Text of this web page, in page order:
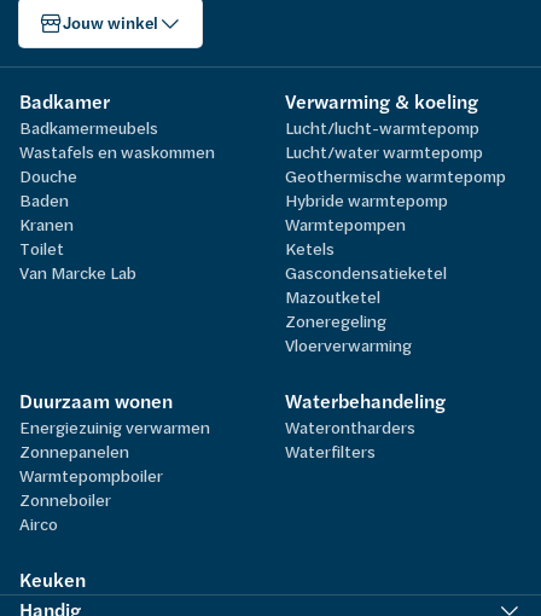
Jouw winkel
Badkamer
Badkamermeubels
Wastafels en waskommen
Douche
Baden
Kranen
Toilet
Van Marcke Lab
Verwarming & koeling
Lucht/lucht-warmtepomp
Lucht/water warmtepomp
Geothermische warmtepomp
Hybride warmtepomp
Warmtepompen
Ketels
Gascondensatieketel
Mazoutketel
Zoneregeling
Vloerverwarming
Duurzaam wonen
Energiezuinig verwarmen
Zonnepanelen
Warmtepompboiler
Zonneboiler
Airco
Waterbehandeling
Waterontharders
Waterfilters
Keuken
Handig